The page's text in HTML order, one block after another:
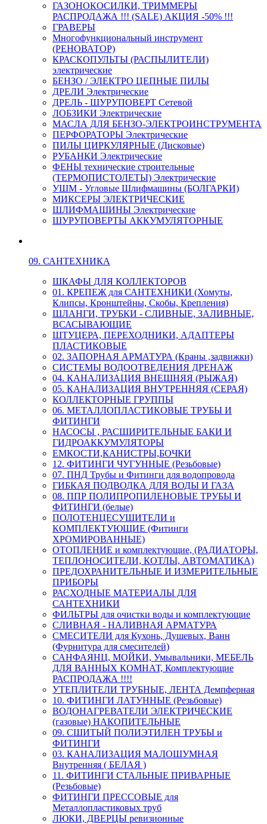
ГАЗОНОКОСИЛКИ, ТРИММЕРЫ
РАСПРОДАЖА !!! (SALE) АКЦИЯ -50% !!!
ГРАВЕРЫ
Многофункциональный инструмент
(РЕНОВАТОР)
КРАСКОПУЛЬТЫ (РАСПЫЛИТЕЛИ)
электрические
БЕНЗО / ЭЛЕКТРО ЦЕПНЫЕ ПИЛЫ
ДРЕЛИ Электрические
ДРЕЛЬ - ШУРУПОВЕРТ Сетевой
ЛОБЗИКИ Электрические
МАСЛА ДЛЯ БЕНЗО-ЭЛЕКТРОИНСТРУМЕНТА
ПЕРФОРАТОРЫ Электрические
ПИЛЫ ЦИРКУЛЯРНЫЕ (Дисковые)
РУБАНКИ Электрические
ФЕНЫ технические строительные
(ТЕРМОПИСТОЛЕТЫ) Электрические
УШМ - Угловые Шлифмашины (БОЛГАРКИ)
МИКСЕРЫ ЭЛЕКТРИЧЕСКИЕ
ШЛИФМАШИНЫ Электрические
ШУРУПОВЕРТЫ АККУМУЛЯТОРНЫЕ
09. САНТЕХНИКА
ШКАФЫ ДЛЯ КОЛЛЕКТОРОВ
01. КРЕПЕЖ для САНТЕХНИКИ (Хомуты,
Клипсы, Кронштейны, Скобы, Крепления)
ШЛАНГИ, ТРУБКИ - СЛИВНЫЕ, ЗАЛИВНЫЕ,
ВСАСЫВАЮЩИЕ
ШТУЦЕРА, ПЕРЕХОДНИКИ, АДАПТЕРЫ
ПЛАСТИКОВЫЕ
02. ЗАПОРНАЯ АРМАТУРА (Краны ,задвижки)
СИСТЕМЫ ВОДООТВЕДЕНИЯ ДРЕНАЖ
04. КАНАЛИЗАЦИЯ ВНЕШНЯЯ (РЫЖАЯ)
05. КАНАЛИЗАЦИЯ ВНУТРЕННЯЯ (СЕРАЯ)
КОЛЛЕКТОРНЫЕ ГРУППЫ
06. МЕТАЛЛОПЛАСТИКОВЫЕ ТРУБЫ И
ФИТИНГИ
НАСОСЫ , РАСШИРИТЕЛЬНЫЕ БАКИ И
ГИДРОАККУМУЛЯТОРЫ
ЕМКОСТИ,КАНИСТРЫ,БОЧКИ
12. ФИТИНГИ ЧУГУННЫЕ (Резьбовые)
07. ПНД Трубы и Фитинги для водопровода
ГИБКАЯ ПОДВОДКА ДЛЯ ВОДЫ И ГАЗА
08. ППР ПОЛИПРОПИЛЕНОВЫЕ ТРУБЫ И
ФИТИНГИ (белые)
ПОЛОТЕНЦЕСУШИТЕЛИ и
КОМПЛЕКТУЮЩИЕ (Фитинги
ХРОМИРОВАННЫЕ)
ОТОПЛЕНИЕ и комплектующие, (РАДИАТОРЫ,
ТЕПЛОНОСИТЕЛИ, КОТЛЫ, АВТОМАТИКА)
ПРЕДОХРАНИТЕЛЬНЫЕ И ИЗМЕРИТЕЛЬНЫЕ
ПРИБОРЫ
РАСХОДНЫЕ МАТЕРИАЛЫ ДЛЯ
САНТЕХНИКИ
ФИЛЬТРЫ для очистки воды и комплектующие
СЛИВНАЯ - НАЛИВНАЯ АРМАТУРА
СМЕСИТЕЛИ для Кухонь, Душевых, Ванн
(Фурнитура для смесителей)
САНФАЯНЦ, МОЙКИ, Умывальники, МЕБЕЛЬ
ДЛЯ ВАННЫХ КОМНАТ, Комплектующие
РАСПРОДАЖА !!!!
УТЕПЛИТЕЛИ ТРУБНЫЕ, ЛЕНТА Демпферная
10. ФИТИНГИ ЛАТУННЫЕ (Резьбовые)
ВОДОНАГРЕВАТЕЛИ ЭЛЕКТРИЧЕСКИЕ
(газовые) НАКОПИТЕЛЬНЫЕ
09. СШИТЫЙ ПОЛИЭТИЛЕН ТРУБЫ и
ФИТИНГИ
03. КАНАЛИЗАЦИЯ МАЛОШУМНАЯ
Внутренняя ( БЕЛАЯ )
11. ФИТИНГИ СТАЛЬНЫЕ ПРИВАРНЫЕ
(Резьбовые)
ФИТИНГИ ПРЕССОВЫЕ для
Металлопластиковых труб
ЛЮКИ, ДВЕРЦЫ ревизионные